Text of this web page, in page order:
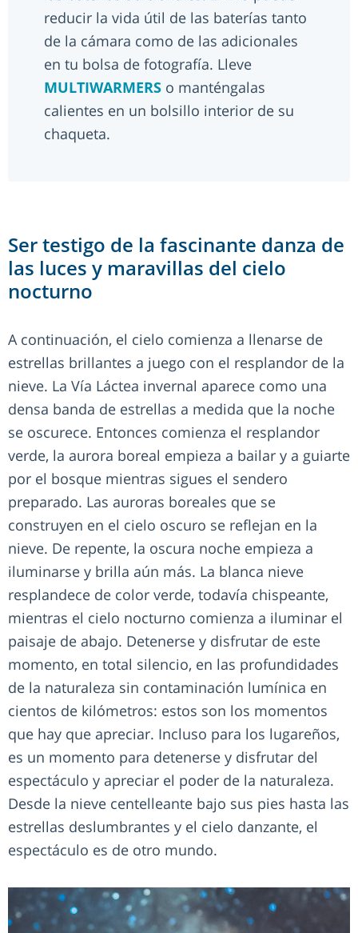
reducir la vida útil de las baterías tanto
de la cámara como de las adicionales
en tu bolsa de fotografía. Lleve
MULTIWARMERS o manténgalas
calientes en un bolsillo interior de su
chaqueta.
Ser testigo de la fascinante danza de
las luces y maravillas del cielo
nocturno
A continuación, el cielo comienza a llenarse de
estrellas brillantes a juego con el resplandor de la
nieve. La Vía Láctea invernal aparece como una
densa banda de estrellas a medida que la noche
se oscurece. Entonces comienza el resplandor
verde, la aurora boreal empieza a bailar y a guiarte
por el bosque mientras sigues el sendero
preparado. Las auroras boreales que se
construyen en el cielo oscuro se reflejan en la
nieve. De repente, la oscura noche empieza a
iluminarse y brilla aún más. La blanca nieve
resplandece de color verde, todavía chispeante,
mientras el cielo nocturno comienza a iluminar el
paisaje de abajo. Detenerse y disfrutar de este
momento, en total silencio, en las profundidades
de la naturaleza sin contaminación lumínica en
cientos de kilómetros: estos son los momentos
que hay que apreciar. Incluso para los lugareños,
es un momento para detenerse y disfrutar del
espectáculo y apreciar el poder de la naturaleza.
Desde la nieve centelleante bajo sus pies hasta las
estrellas deslumbrantes y el cielo danzante, el
espectáculo es de otro mundo.